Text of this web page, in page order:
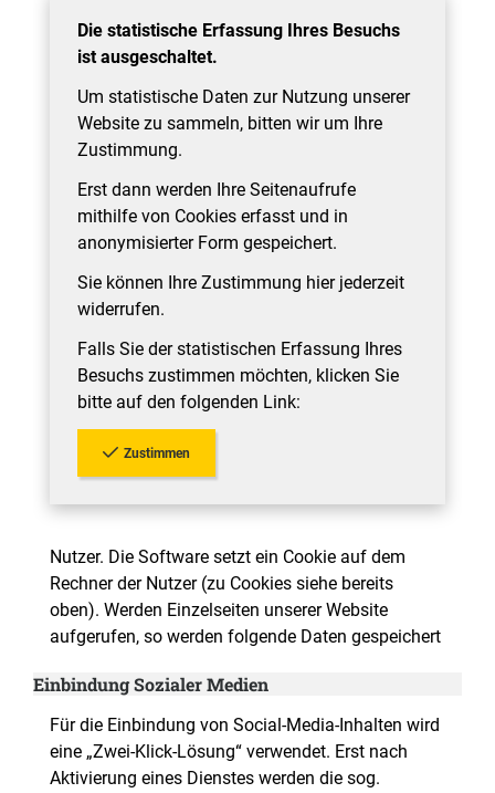
Die statistische Erfassung Ihres Besuchs
ist ausgeschaltet.
Um statistische Daten zur Nutzung unserer
Website zu sammeln, bitten wir um Ihre
Zustimmung.
Erst dann werden Ihre Seitenaufrufe
mithilfe von Cookies erfasst und in
anonymisierter Form gespeichert.
Sie können Ihre Zustimmung hier jederzeit
widerrufen.
Falls Sie der statistischen Erfassung Ihres
Besuchs zustimmen möchten, klicken Sie
bitte auf den folgenden Link:
Zustimmen
Nutzer. Die Software setzt ein Cookie auf dem
Rechner der Nutzer (zu Cookies siehe bereits
oben). Werden Einzelseiten unserer Website
aufgerufen, so werden folgende Daten gespeichert
Einbindung Sozialer Medien
Für die Einbindung von Social-Media-Inhalten wird
eine „Zwei-Klick-Lösung“ verwendet. Erst nach
Aktivierung eines Dienstes werden die sog.